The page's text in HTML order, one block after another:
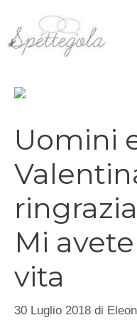
contenuto
Uomini
Mi
vita
30 Luglio 2018 di